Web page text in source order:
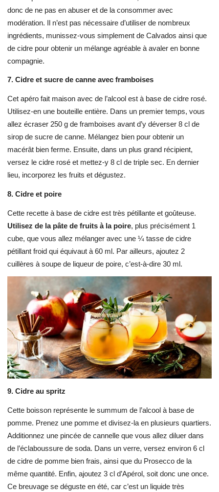
donc de ne pas en abuser et de la consommer avec
modération. Il n’est pas nécessaire d’utiliser de nombreux
ingrédients, munissez-vous simplement de Calvados ainsi que
de cidre pour obtenir un mélange agréable à avaler en bonne
compagnie.
7. Cidre et sucre de canne avec framboises
Cet apéro fait maison avec de l’alcool est à base de cidre rosé.
Utilisez-en une bouteille entière. Dans un premier temps, vous
allez écraser 250 g de framboises avant d’y déverser 8 cl de
sirop de sucre de canne. Mélangez bien pour obtenir un
macérât bien ferme. Ensuite, dans un plus grand récipient,
versez le cidre rosé et mettez-y 8 cl de triple sec. En dernier
lieu, incorporez les fruits et dégustez.
8. Cidre et poire
Cette recette à base de cidre est très pétillante et goûteuse.
Utilisez de la pâte de fruits à la poire, plus précisément 1
cube, que vous allez mélanger avec une ¼ tasse de cidre
pétillant froid qui équivaut à 60 ml. Par ailleurs, ajoutez 2
cuillères à soupe de liqueur de poire, c’est-à-dire 30 ml.
9. Cidre au spritz
Cette boisson représente le summum de l’alcool à base de
pomme. Prenez une pomme et divisez-la en plusieurs quartiers.
Additionnez une pincée de cannelle que vous allez diluer dans
de l’éclaboussure de soda. Dans un verre, versez environ 6 cl
de cidre de pomme bien frais, ainsi que du Prosecco de la
même quantité. Enfin, ajoutez 3 cl d’Apérol, soit donc une once.
Ce breuvage se déguste en été, car c’est un liquide très